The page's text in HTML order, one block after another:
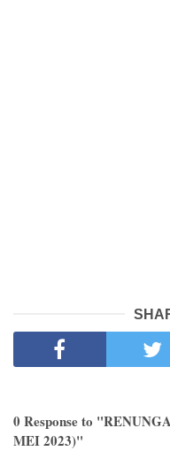
0 Response to
MEI 2023)"